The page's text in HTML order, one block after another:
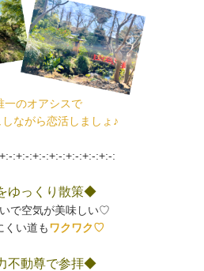
一のオアシスで
しながら恋活しましょ♪
:+:-:+:-:+:-:+:-:+:-:+:-:
ゆっくり散策◆
で空気が美味しい♡
くい道もワクワク♡
不動尊で参拝◆